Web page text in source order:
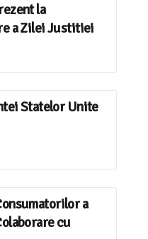
la
a Zilei Justitiei
Statelor Unite
a
cu